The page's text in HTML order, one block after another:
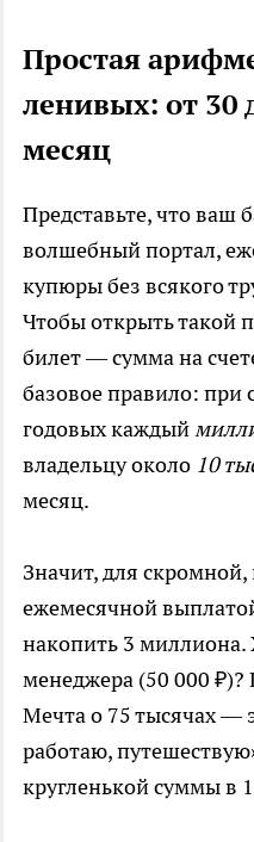
Простая
ленивых: от 30
месяц
Представьте, что ваш
волшебный портал,
купюры без всякого
Чтобы открыть такой
билет — сумма на
базовое правило: при
годовых каждый
владельцу около 10
месяц.
Значит, для
ежемесячной
накопить 3 миллиона.
менеджера (50 000 ₽)?
Мечта о 75 тысячах —
работаю,
кругленькой суммы в